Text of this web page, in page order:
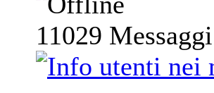
11029 Messaggi